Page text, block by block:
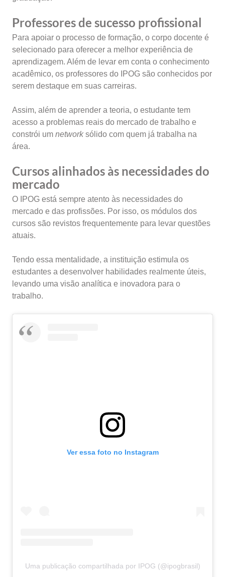
Professores de sucesso profissional
Para apoiar o processo de formação, o corpo docente é
selecionado para oferecer a melhor experiência de
aprendizagem. Além de levar em conta o conhecimento
acadêmico, os professores do IPOG são conhecidos por
serem destaque em suas carreiras.
Assim, além de aprender a teoria, o estudante tem
acesso a problemas reais do mercado de trabalho e
constrói um networksólido com quem já trabalha na
área.
Cursos alinhados às necessidades do
mercado
O IPOG está sempre atento às necessidades do
mercado e das profissões. Por isso, os módulos dos
cursos são revistos frequentemente para levar questões
atuais.
Tendo essa mentalidade, a instituição estimula os
estudantes a desenvolver habilidades realmente úteis,
levando uma visão analítica e inovadora para o
trabalho.
Ver essa foto no Instagram
Uma publicação compartilhada por IPOG (@ipogbrasil)